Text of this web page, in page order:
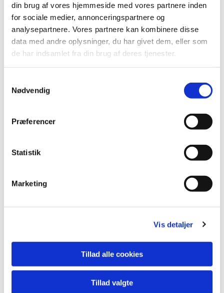
din brug af vores hjemmeside med vores partnere inden
for sociale medier, annonceringspartnere og
analysepartnere. Vores partnere kan kombinere disse
data med andre oplysninger, du har givet dem, eller som
de har indsamlet fra din brug af deres tjenester.
Nødvendig
Præferencer
Statistik
Marketing
Vis detaljer
Tillad alle cookies
Tillad valgte
Du vil måske også kunne
lide...